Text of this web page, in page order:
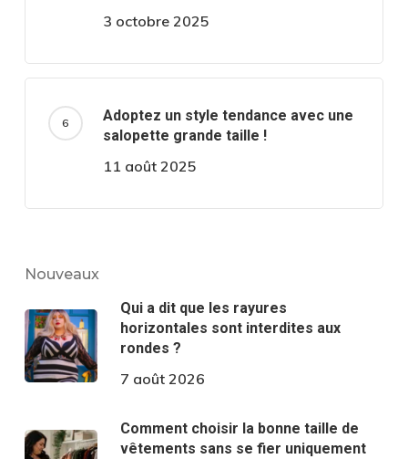
3 octobre 2025
Adoptez un style tendance avec une
salopette grande taille !
11 août 2025
Nouveaux
Qui a dit que les rayures
horizontales sont interdites aux
rondes ?
7 août 2026
Comment choisir la bonne taille de
vêtements sans se fier uniquement